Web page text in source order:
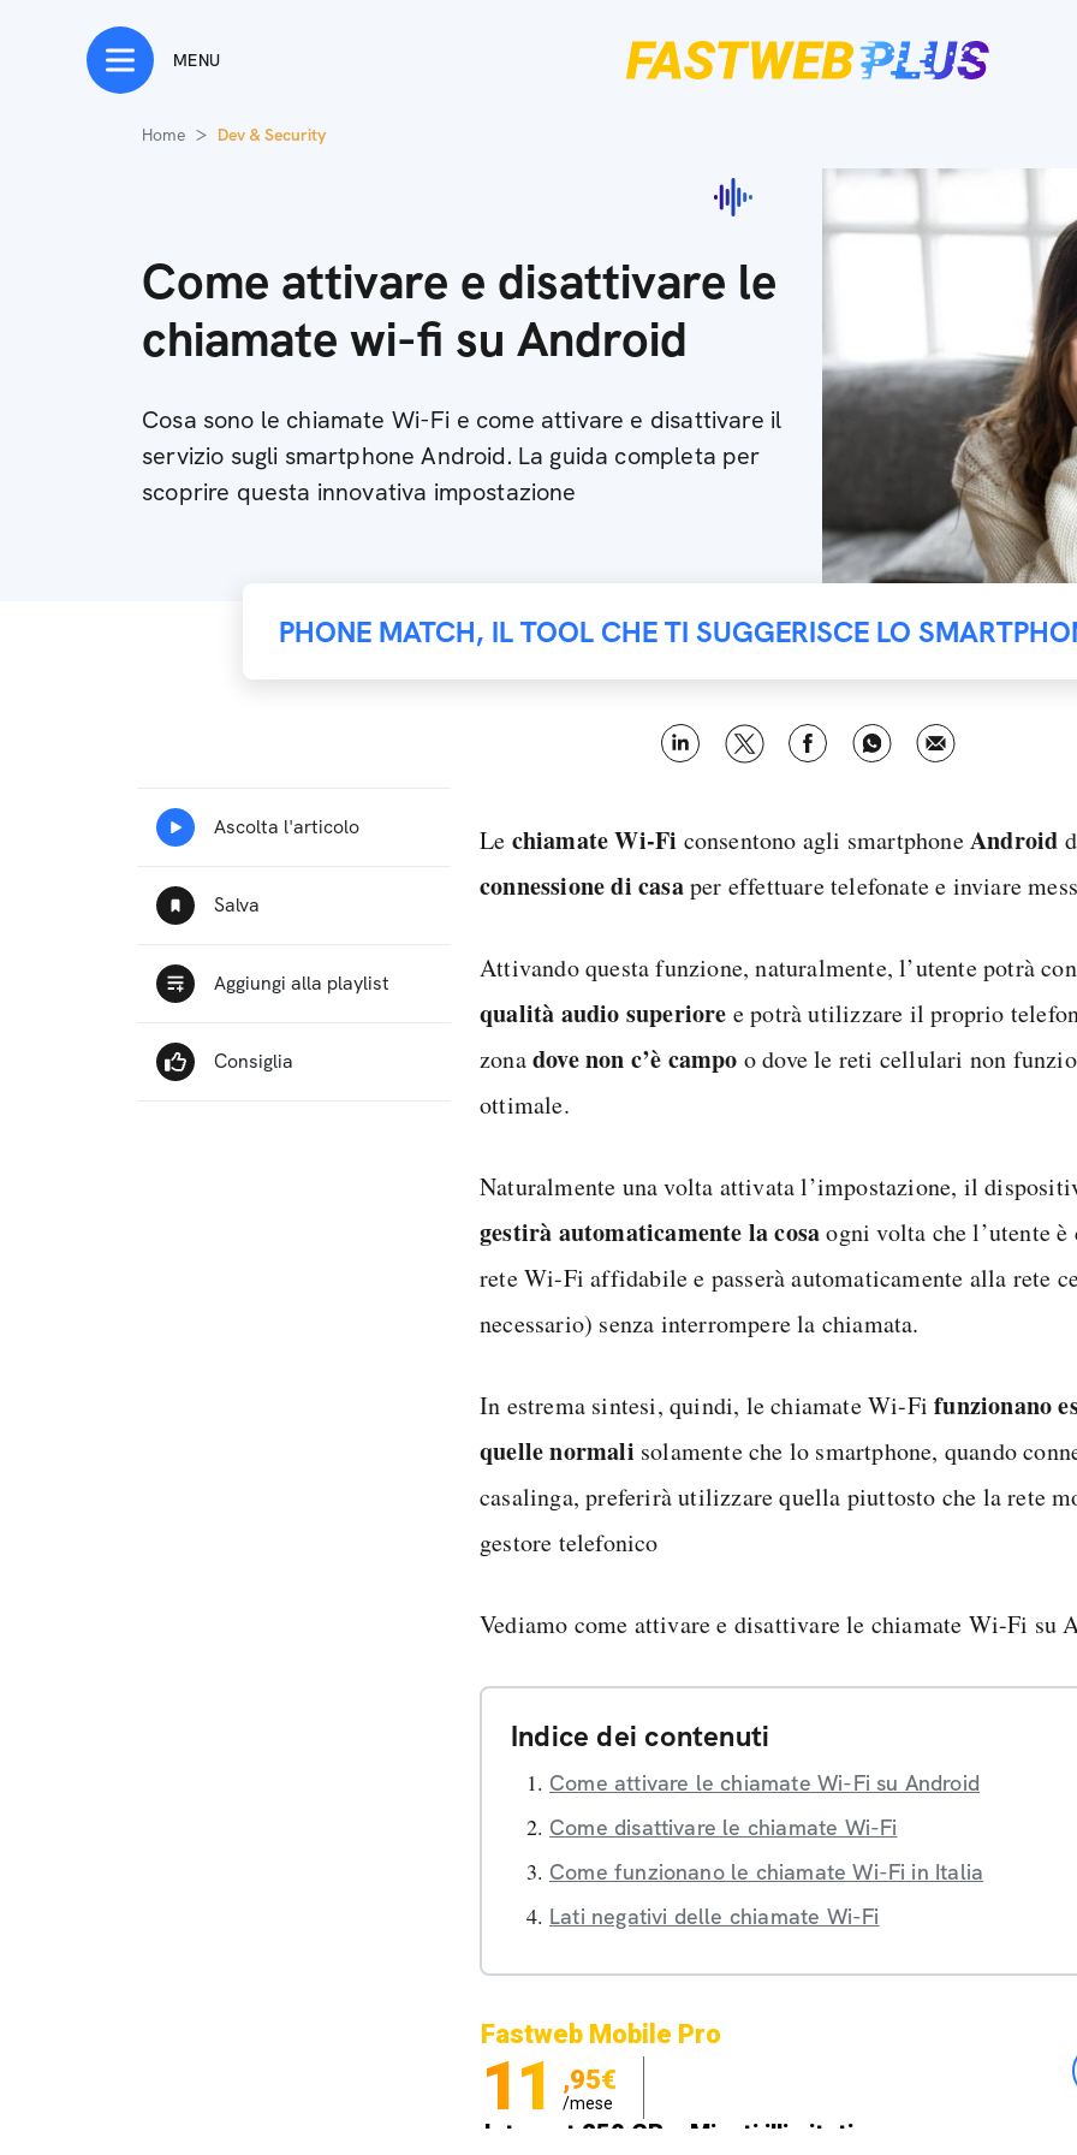
MENU
Home Dev & Security
Come attivare e disattivare le
chiamate wi-fi su Android
Cosa sono le chiamate Wi-Fi e come attivare e disattivare il
servizio sugli smartphone Android. La guida completa per
scoprire questa innovativa impostazione
PHONE MATCH, IL TOOL CHE TI SUGGERISCE LO
Le chiamate Wi-Fi consentono agli smartphoneAndroid
connessione di casaper effettuare telefonate e inviare
Attivando questa funzione, naturalmente, l’utente potrà
qualità audio superiore e potrà utilizzare il proprio
zonadove non c’è campo o dove le reti cellulari non
ottimale.
Naturalmente una volta attivata l’impostazione, il
gestirà automaticamente la cosaogni volta che l’utente è
rete Wi-Fi affidabile e passerà automaticamente alla rete
necessario) senza interrompere la chiamata.
In estrema sintesi, quindi, le chiamate Wi-Fifunzionano
quelle normali solamente che lo smartphone, quando
casalinga, preferirà utilizzare quella piuttosto che la rete
gestore telefonico
Vediamo come attivare e disattivare le chiamate Wi-Fi su
Indice dei contenuti
Come attivare le chiamate Wi-Fi su Android
Come disattivare le chiamate Wi-Fi
Come funzionano le chiamate Wi-Fi in Italia
Lati negativi delle chiamate Wi-Fi
Fastweb Mobile Pro
11 ,95€
/mese
Internet 250 GB e Minuti illimitati